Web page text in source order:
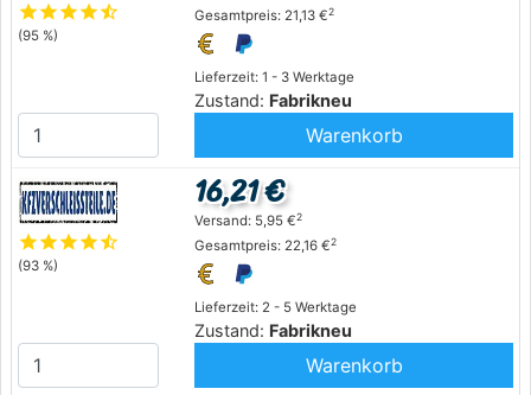
starstarstarstarstar_half
(95 %)
Lieferzeit: 1 - 3 Werktage
Zustand: Fabrikneu
Gesamtpreis: 21,13 €2
Warenkorb
starstarstarstarstar_half
(93 %)
Lieferzeit: 2 - 5 Werktage
Zustand: Fabrikneu
16,21 €
Versand: 5,95 €2
Gesamtpreis: 22,16 €2
Warenkorb